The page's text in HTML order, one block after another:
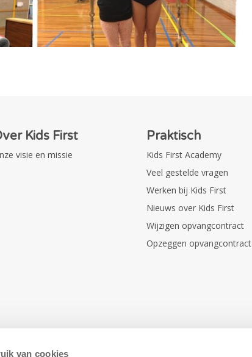
van cookies
Kids First
visie en missie
Praktisch
Kids First Academy
Veel gestelde vragen
Werken bij Kids First
Nieuws over Kids First
Wijzigen opvangcontract
Opzeggen opvangcontract